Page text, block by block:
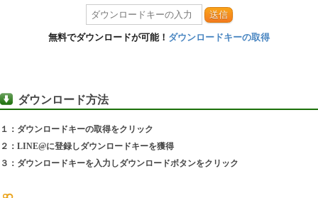
送信
無料でダウンロードが可能！ ダウンロードキーの取得
ダウンロード方法
１：ダウンロードキーの取得をクリック
２：LINE@に登録しダウンロードキーを獲得
３：ダウンロードキーを入力しダウンロードボタンをクリック